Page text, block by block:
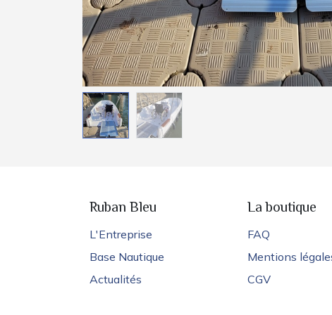
Ruban Bleu
L'Entreprise
Base Nautique
Actualités
La boutique
FAQ
Mentions
CGV